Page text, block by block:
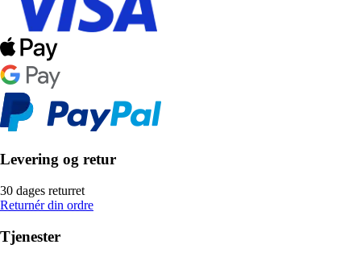
Levering og retur
30 dages returret
Returnér din ordre
Tjenester